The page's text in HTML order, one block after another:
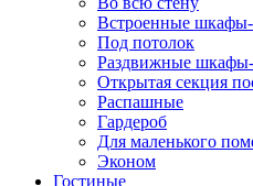
Встроенные
Под потолок
Раздвижные
Открытая секция
Распашные
Гардероб
Для маленького
Эконом
Гостиные